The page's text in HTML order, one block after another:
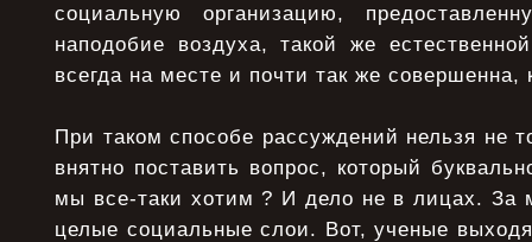
социальную организацию,
наподобие воздуха, такой же
всегда на месте и почти так же совершенна,
При таком способе рассуждений нельзя не
внятно поставить вопрос, который
мы все-таки хотим ? И дело не в лицах. За
целые социальные слои. Вот, ученые